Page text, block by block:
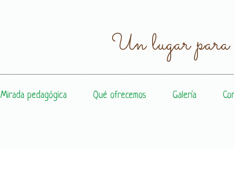
Un lugar para
Mirada pedagógica Qué ofrecemos Galería